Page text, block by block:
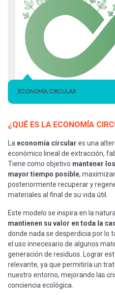
ECONOMÍA CIRCULAR
¿QUÉ ES LA ECONOMÍA
La economía circular es una
económico lineal de extracción,
Tiene como objetivo mantener
mayor tiempo posible,
posteriormente recuperar y
materiales al final de su vida útil.
Este modelo se inspira en la
mantienen su valor en toda la
donde nada se desperdicia por lo
el uso innecesario de algunos
generación de residuos. Lograr
relevante, ya que permitiría un
nuestro entorno, mejorando las
conciencia ecológica.